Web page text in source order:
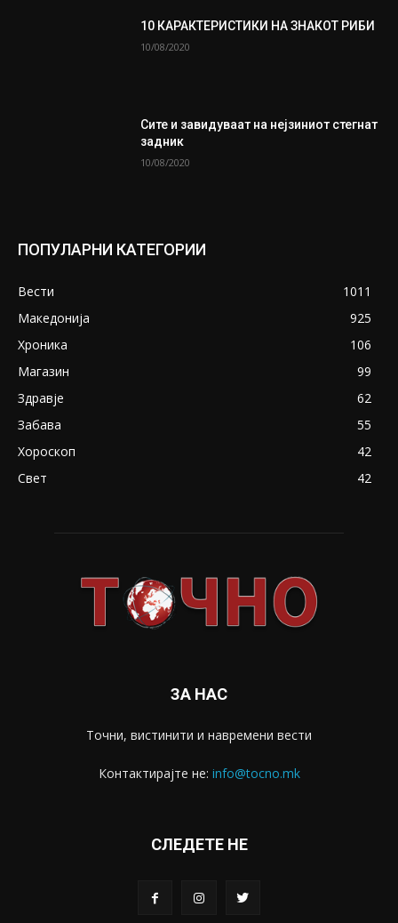
10 КАРАКТЕРИСТИКИ НА ЗНАКОТ РИБИ
10/08/2020
Сите и завидуваат на нејзиниот стегнат
задник
10/08/2020
ПОПУЛАРНИ КАТЕГОРИИ
Вести
1011
Македонија
925
Хроника
106
Магазин
99
Здравје
62
Забава
55
Хороскоп
42
Свет
42
ЗА НАС
Точни, вистинити и навремени вести
Контактирајте не: info@tocno.mk
СЛЕДЕТЕ НЕ